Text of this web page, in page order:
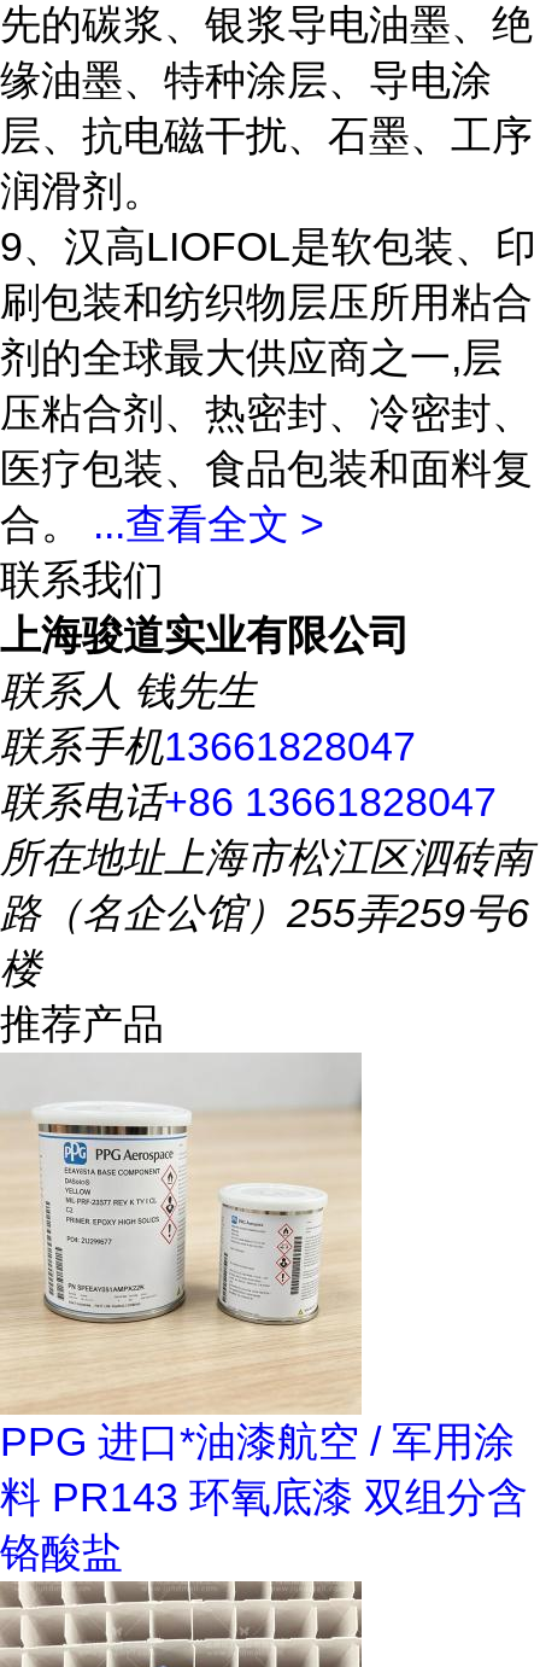
先的碳浆、银浆导电油墨、绝
缘油墨、特种涂层、导电涂
层、抗电磁干扰、石墨、工序
润滑剂。
9、汉高LIOFOL是软包装、印
刷包装和纺织物层压所用粘合
剂的全球最大供应商之一,层
压粘合剂、热密封、冷密封、
医疗包装、食品包装和面料复
合。 ...查看全文 >
联系我们
上海骏道实业有限公司
联系人 钱先生
联系手机13661828047
联系电话+86 13661828047
所在地址上海市松江区泗砖南
路（名企公馆）255弄259号6
楼
推荐产品
PPG 进口*油漆航空 / 军用涂
料 PR143 环氧底漆 双组分含
铬酸盐